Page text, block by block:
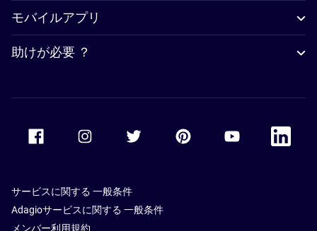
モバイルアプリ
助けが必要 ？
Accor Facebook Accor TwitterAccor PinterestAccor Youtube
Accor
サービスに関する 一般条件
Adagioサービスに関する 一般条件
メンバー利用規約